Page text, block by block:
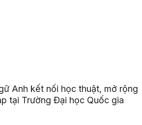
Anh kết nối học thuật, mở rộng
tại Trường Đại học Quốc gia